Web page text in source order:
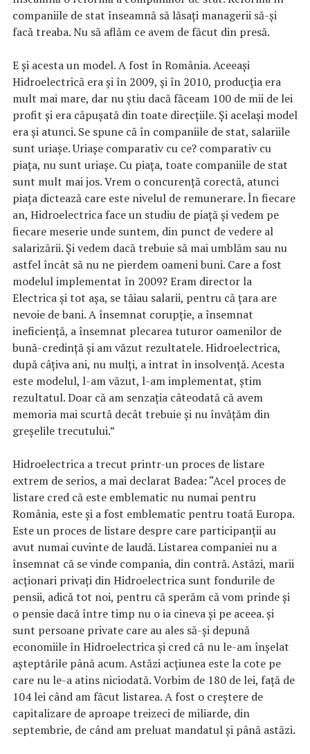
companiile de stat înseamnă să lăsați managerii să-și
facă treaba. Nu să aflăm ce avem de făcut din presă.
E și acesta un model. A fost în România. Aceeași
Hidroelectrică era și în 2009, și în 2010, producția era
mult mai mare, dar nu știu dacă făceam 100 de mii de lei
profit și era căpușată din toate direcțiile. Și același model
era și atunci. Se spune că în companiile de stat, salariile
sunt uriașe. Uriașe comparativ cu ce? comparativ cu
piața, nu sunt uriașe. Cu piața, toate companiile de stat
sunt mult mai jos. Vrem o concurență corectă, atunci
piața dictează care este nivelul de remunerare. În fiecare
an, Hidroelectrica face un studiu de piață și vedem pe
fiecare meserie unde suntem, din punct de vedere al
salarizării. Și vedem dacă trebuie să mai umblăm sau nu
astfel încât să nu ne pierdem oameni buni. Care a fost
modelul implementat în 2009? Eram director la
Electrica și tot așa, se tăiau salarii, pentru că țara are
nevoie de bani. A însemnat corupție, a însemnat
ineficiență, a însemnat plecarea tuturor oamenilor de
bună-credință și am văzut rezultatele. Hidroelectrica,
după câțiva ani, nu mulți, a intrat în insolvență. Acesta
este modelul, l-am văzut, l-am implementat, știm
rezultatul. Doar că am senzația câteodată că avem
memoria mai scurtă decât trebuie și nu învățăm din
greșelile trecutului.”
Hidroelectrica a trecut printr-un proces de listare
extrem de serios, a mai declarat Badea: “Acel proces de
listare cred că este emblematic nu numai pentru
România, este și a fost emblematic pentru toată Europa.
Este un proces de listare despre care participanții au
avut numai cuvinte de laudă. Listarea companiei nu a
însemnat că se vinde compania, din contră. Astăzi, marii
acționari privați din Hidroelectrica sunt fondurile de
pensii, adică tot noi, pentru că sperăm că vom prinde și
o pensie dacă între timp nu o ia cineva și pe aceea. și
sunt persoane private care au ales să-și depună
economiile în Hidroelectrica și cred că nu le-am înșelat
așteptările până acum. Astăzi acțiunea este la cote pe
care nu le-a atins niciodată. Vorbim de 180 de lei, față de
104 lei când am făcut listarea. A fost o creștere de
capitalizare de aproape treizeci de miliarde, din
septembrie, de când am preluat mandatul și până astăzi.